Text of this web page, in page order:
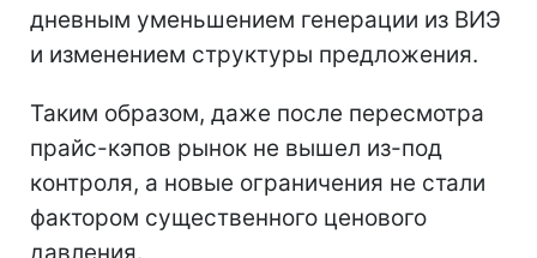
дневным уменьшением генерации из ВИЭ
и изменением структуры предложения.
Таким образом, даже после пересмотра
прайс-кэпов рынок не вышел из-под
контроля, а новые ограничения не стали
фактором существенного ценового
давления.